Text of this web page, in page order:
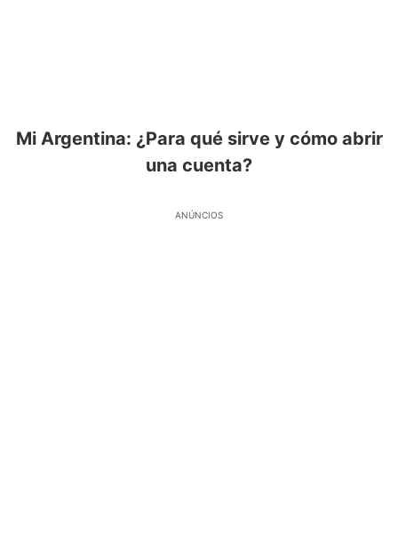
Mi Argentina: ¿Para qué sirve y cómo abrir
una cuenta?
ANÚNCIOS